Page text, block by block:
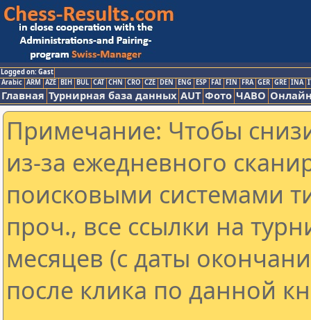
Logged on: Gast
Arabic ARM AZE BIH BUL CAT CHN CRO CZE DEN ENG ESP FAI FIN FRA GER GRE INA
Главная Турнирная база данных AUT Фото ЧАВО
Примечание: Чтобы
из-за ежедневного
поисковыми системами
проч., все ссылки на
месяцев (с даты
после клика по данной